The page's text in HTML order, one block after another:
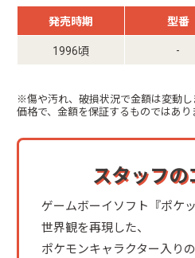
発売時期 型番
1996頃 -
※傷や汚れ、破損状況で金額は変動
価格で、金額を保証するものではあり
スタッフの
ゲームボーイソフト『ポケ
世界観を再現した、
ポケモンキャラクター入り